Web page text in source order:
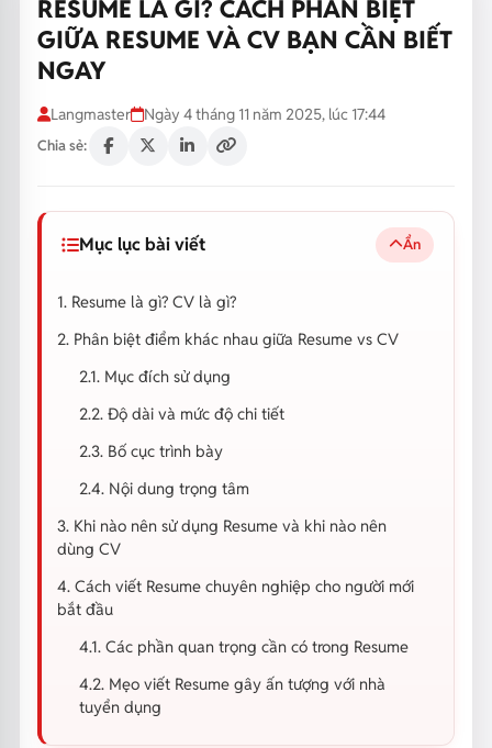
RESUME LÀ GÌ? CÁCH PHÂN BIỆT
GIỮA RESUME VÀ CV BẠN CẦN BIẾT
NGAY
Langmaster Ngày 4 tháng 11 năm 2025, lúc 17:44
Chia sẻ:
Mục lục bài viết Ẩn
1. Resume là gì? CV là gì?
2. Phân biệt điểm khác nhau giữa Resume vs CV
2.1. Mục đích sử dụng
2.2. Độ dài và mức độ chi tiết
2.3. Bố cục trình bày
2.4. Nội dung trọng tâm
3. Khi nào nên sử dụng Resume và khi nào nên
dùng CV
4. Cách viết Resume chuyên nghiệp cho người mới
bắt đầu
4.1. Các phần quan trọng cần có trong Resume
4.2. Mẹo viết Resume gây ấn tượng với nhà
tuyển dụng